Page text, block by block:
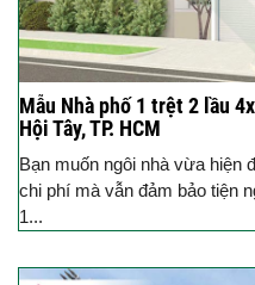
Mẫu Nhà phố 1 trệt 2 lầu
Hội Tây, TP. HCM
Bạn muốn ngôi nhà vừa hiện
chi phí mà vẫn đảm bảo tiện
1...